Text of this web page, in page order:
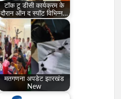
टाॅक टू डीसी कार्यक्रम के
दौरान ऑन द स्पाॅट विभिन्न…
मतगणना अपडेट झारखंड
New